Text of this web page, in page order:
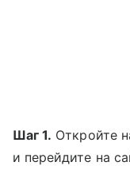
Шаг 1. Откройте
и перейдите на